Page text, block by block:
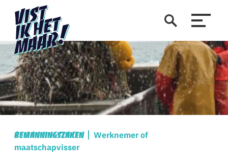
Bemanningszaken
Werknemer of
maatschapvisser